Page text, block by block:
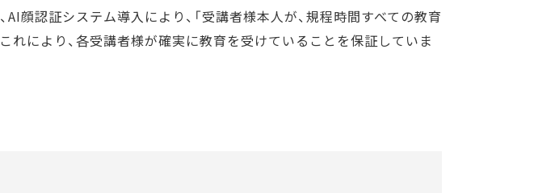
AI顔認証システム導入により、「受講者様本人が、規程時間すべての教育
れにより、各受講者様が確実に教育を受けていることを保証していま